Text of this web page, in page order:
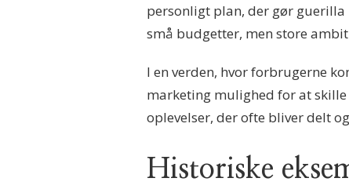
personligt plan, der gør
små budgetter, men store
I en verden, hvor forbrugerne
marketing mulighed for at
oplevelser, der ofte bliver delt
Historiske